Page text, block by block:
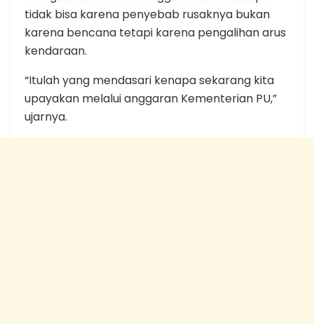
tidak bisa karena penyebab rusaknya bukan
karena bencana tetapi karena pengalihan arus
kendaraan.
“Itulah yang mendasari kenapa sekarang kita
upayakan melalui anggaran Kementerian PU,”
ujarnya.